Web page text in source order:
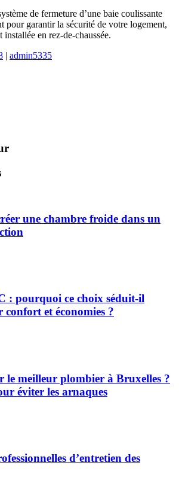
de fermeture d’une baie coulissante
pour garantir la sécurité de votre logement,
installée en rez-de-chaussée.
| admin5335
une chambre froide dans un
: pourquoi ce choix séduit-il
et économies ?
le meilleur plombier à Bruxelles ?
éviter les arnaques
d’entretien des